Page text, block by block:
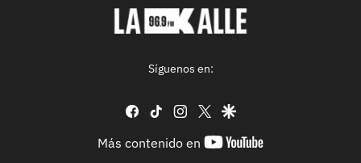
Síguenos en:
facebook
tiktok instagram
twittergoogle
Más contenido en
youtube-